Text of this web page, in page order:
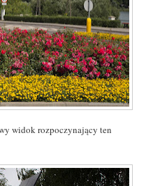
widok rozpoczynający ten